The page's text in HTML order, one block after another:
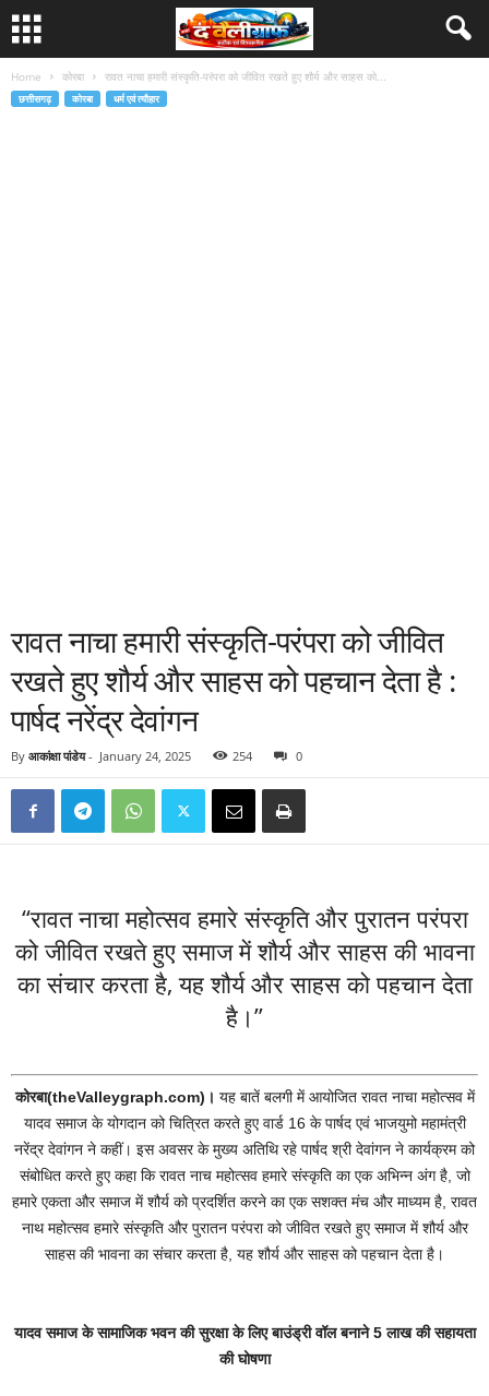
Home कोरबा रावत नाचा हमारी संस्कृति-परंपरा को जीवित रखते हुए शौर्य और साहस को...
छत्तीसगढ़ कोरबा धर्म एवं त्यौहार
रावत नाचा हमारी संस्कृति-परंपरा को जीवित
रखते हुए शौर्य और साहस को पहचान देता है :
पार्षद नरेंद्र देवांगन
By आकांक्षा पांडेय- January 24, 2025 254 0
“रावत नाचा महोत्सव हमारे संस्कृति और पुरातन परंपरा
को जीवित रखते हुए समाज में शौर्य और साहस की भावना
का संचार करता है, यह शौर्य और साहस को पहचान देता
है।”
कोरबा(theValleygraph.com)। यह बातें बलगी में आयोजित रावत नाचा महोत्सव में
यादव समाज के योगदान को चित्रित करते हुए वार्ड 16 के पार्षद एवं भाजयुमो महामंत्री
नरेंद्र देवांगन ने कहीं। इस अवसर के मुख्य अतिथि रहे पार्षद श्री देवांगन ने कार्यक्रम को
संबोधित करते हुए कहा कि रावत नाच महोत्सव हमारे संस्कृति का एक अभिन्न अंग है, जो
हमारे एकता और समाज में शौर्य को प्रदर्शित करने का एक सशक्त मंच और माध्यम है, रावत
नाथ महोत्सव हमारे संस्कृति और पुरातन परंपरा को जीवित रखते हुए समाज में शौर्य और
साहस की भावना का संचार करता है, यह शौर्य और साहस को पहचान देता है।
यादव समाज के सामाजिक भवन की सुरक्षा के लिए बाउंड्री वॉल बनाने 5 लाख की सहायता
की घोषणा